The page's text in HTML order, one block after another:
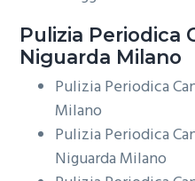
Pulizia Periodica
Niguarda Milano
Pulizia Periodica
Milano
Pulizia Periodica
Niguarda Milano